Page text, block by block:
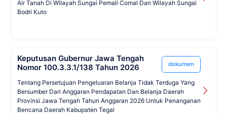
Air Tanah Di Wilayah Sungai Pemali Comal Dan Wilayah Sungai
Bodri Kuto
Keputusan Gubernur Jawa Tengah
Nomor 100.3.3.1/138 Tahun 2026
dokumen
Tentang Persetujuan Pengeluaran Belanja Tidak Terduga Yang
Bersumber Dari Anggaran Pendapatan Dan Belanja Daerah
Provinsi Jawa Tengah Tahun Anggaran 2026 Untuk Penanganan
Bencana Daerah Kabupaten Tegal